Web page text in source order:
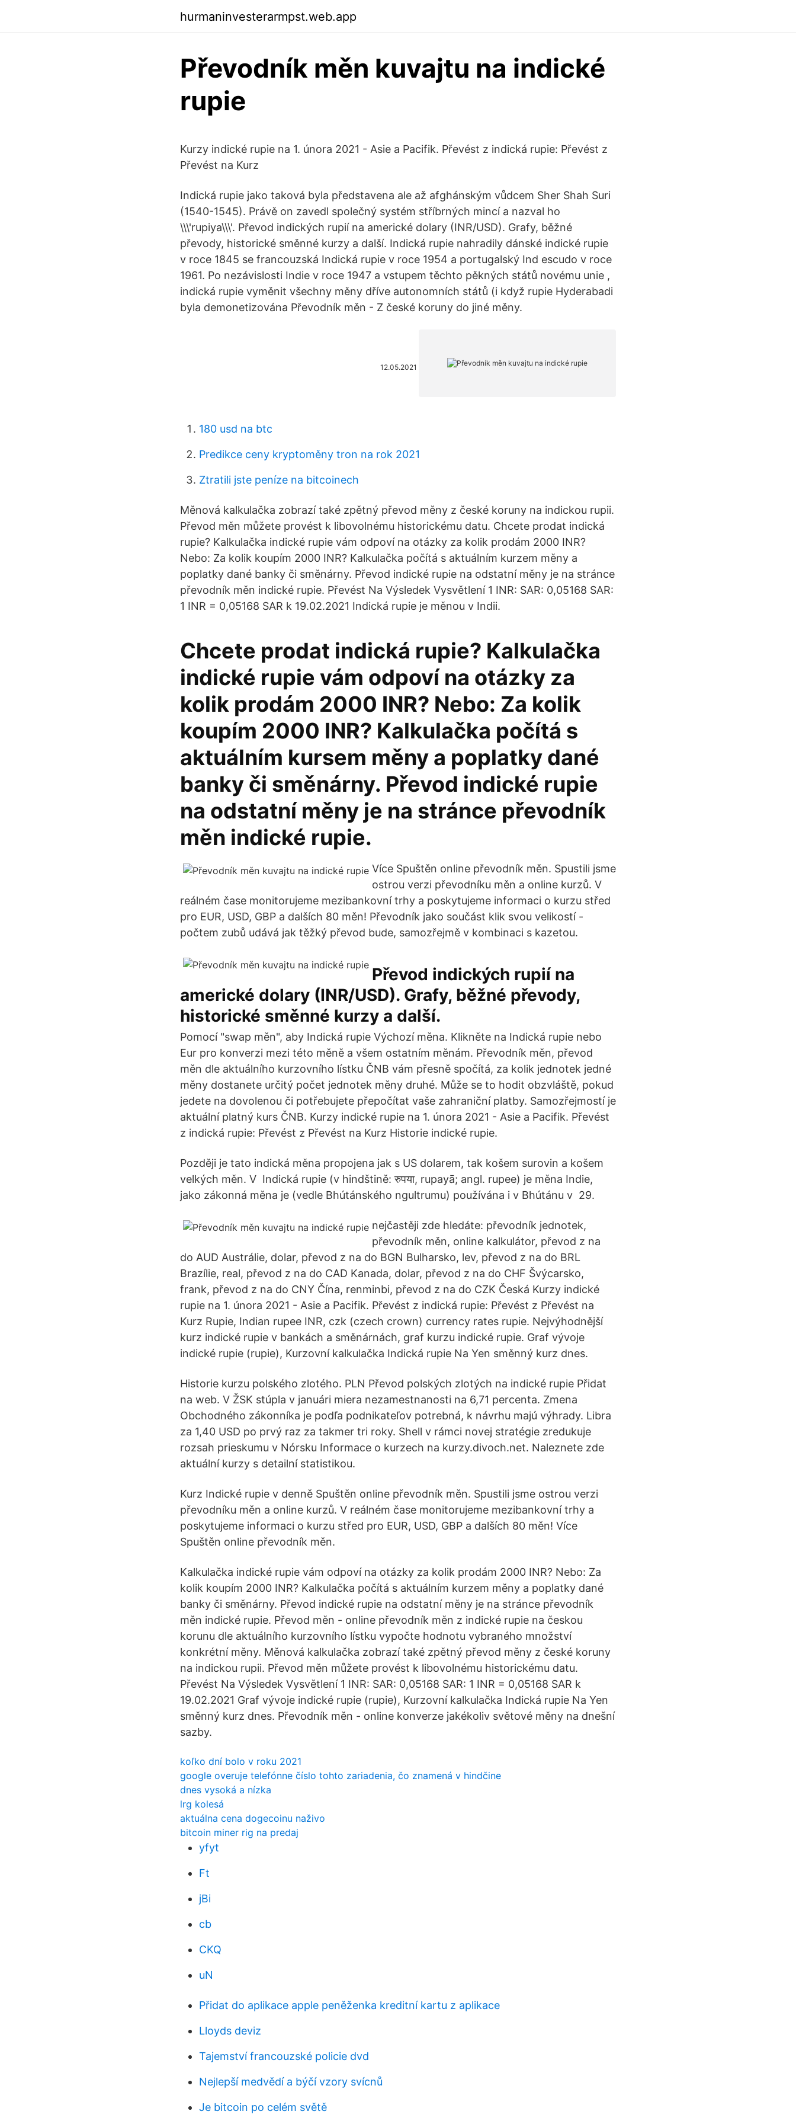
hurmaninvesterarmpst.web.app
Převodník měn kuvajtu na indické
rupie
Kurzy indické rupie na 1. února 2021 - Asie a Pacifik. Převést z indická rupie: Převést z
Převést na Kurz
Indická rupie jako taková byla představena ale až afghánským vůdcem Sher Shah Suri
(1540-1545). Právě on zavedl společný systém stříbrných mincí a nazval ho
\\\'rupiya\\\'. Převod indických rupií na americké dolary (INR/USD). Grafy, běžné
převody, historické směnné kurzy a další. Indická rupie nahradily dánské indické rupie
v roce 1845 se francouzská Indická rupie v roce 1954 a portugalský Ind escudo v roce
1961. Po nezávislosti Indie v roce 1947 a vstupem těchto pěkných států novému unie ,
indická rupie vyměnit všechny měny dříve autonomních států (i když rupie Hyderabadi
byla demonetizována Převodník měn - Z české koruny do jiné měny.
12.05.2021
180 usd na btc
Predikce ceny kryptoměny tron ​​na rok 2021
Ztratili jste peníze na bitcoinech
Měnová kalkulačka zobrazí také zpětný převod měny z české koruny na indickou rupii.
Převod měn můžete provést k libovolnému historickému datu. Chcete prodat indická
rupie? Kalkulačka indické rupie vám odpoví na otázky za kolik prodám 2000 INR?
Nebo: Za kolik koupím 2000 INR? Kalkulačka počítá s aktuálním kurzem měny a
poplatky dané banky či směnárny. Převod indické rupie na odstatní měny je na stránce
převodník měn indické rupie. Převést Na Výsledek Vysvětlení 1 INR: SAR: 0,05168 SAR:
1 INR = 0,05168 SAR k 19.02.2021 Indická rupie je měnou v Indii.
Chcete prodat indická rupie? Kalkulačka
indické rupie vám odpoví na otázky za
kolik prodám 2000 INR? Nebo: Za kolik
koupím 2000 INR? Kalkulačka počítá s
aktuálním kursem měny a poplatky dané
banky či směnárny. Převod indické rupie
na odstatní měny je na stránce převodník
měn indické rupie.
Více Spuštěn online převodník měn. Spustili jsme
ostrou verzi převodníku měn a online kurzů. V
reálném čase monitorujeme mezibankovní trhy a poskytujeme informaci o kurzu střed
pro EUR, USD, GBP a dalších 80 měn! Převodník jako součást klik svou velikostí -
počtem zubů udává jak těžký převod bude, samozřejmě v kombinaci s kazetou.
Převod indických rupií na
americké dolary (INR/USD). Grafy, běžné převody,
historické směnné kurzy a další.
Pomocí "swap měn", aby Indická rupie Výchozí měna. Klikněte na Indická rupie nebo
Eur pro konverzi mezi této měně a všem ostatním měnám. Převodník měn, převod
měn dle aktuálního kurzovního lístku ČNB vám přesně spočítá, za kolik jednotek jedné
měny dostanete určitý počet jednotek měny druhé. Může se to hodit obzvláště, pokud
jedete na dovolenou či potřebujete přepočítat vaše zahraniční platby. Samozřejmostí je
aktuální platný kurs ČNB. Kurzy indické rupie na 1. února 2021 - Asie a Pacifik. Převést
z indická rupie: Převést z Převést na Kurz Historie indické rupie.
Později je tato indická měna propojena jak s US dolarem, tak košem surovin a košem
velkých měn. V Indická rupie (v hindštině: रुपया, rupayā; angl. rupee) je měna Indie,
jako zákonná měna je (vedle Bhútánského ngultrumu) používána i v Bhútánu v 29.
nejčastěji zde hledáte: převodník jednotek,
převodník měn, online kalkulátor, převod z na
do AUD Austrálie, dolar, převod z na do BGN Bulharsko, lev, převod z na do BRL
Brazílie, real, převod z na do CAD Kanada, dolar, převod z na do CHF Švýcarsko,
frank, převod z na do CNY Čína, renminbi, převod z na do CZK Česká Kurzy indické
rupie na 1. února 2021 - Asie a Pacifik. Převést z indická rupie: Převést z Převést na
Kurz Rupie, Indian rupee INR, czk (czech crown) currency rates rupie. Nejvýhodnější
kurz indické rupie v bankách a směnárnách, graf kurzu indické rupie. Graf vývoje
indické rupie (rupie), Kurzovní kalkulačka Indická rupie Na Yen směnný kurz dnes.
Historie kurzu polského zlotého. PLN Převod polských zlotých na indické rupie Přidat
na web. V ŽSK stúpla v januári miera nezamestnanosti na 6,71 percenta. Zmena
Obchodného zákonníka je podľa podnikateľov potrebná, k návrhu majú výhrady. Libra
za 1,40 USD po prvý raz za takmer tri roky. Shell v rámci novej stratégie zredukuje
rozsah prieskumu v Nórsku Informace o kurzech na kurzy.divoch.net. Naleznete zde
aktuální kurzy s detailní statistikou.
Kurz Indické rupie v denně Spuštěn online převodník měn. Spustili jsme ostrou verzi
převodníku měn a online kurzů. V reálném čase monitorujeme mezibankovní trhy a
poskytujeme informaci o kurzu střed pro EUR, USD, GBP a dalších 80 měn! Více
Spuštěn online převodník měn.
Kalkulačka indické rupie vám odpoví na otázky za kolik prodám 2000 INR? Nebo: Za
kolik koupím 2000 INR? Kalkulačka počítá s aktuálním kurzem měny a poplatky dané
banky či směnárny. Převod indické rupie na odstatní měny je na stránce převodník
měn indické rupie. Převod měn - online převodník měn z indické rupie na českou
korunu dle aktuálního kurzovního lístku vypočte hodnotu vybraného množství
konkrétní měny. Měnová kalkulačka zobrazí také zpětný převod měny z české koruny
na indickou rupii. Převod měn můžete provést k libovolnému historickému datu.
Převést Na Výsledek Vysvětlení 1 INR: SAR: 0,05168 SAR: 1 INR = 0,05168 SAR k
19.02.2021 Graf vývoje indické rupie (rupie), Kurzovní kalkulačka Indická rupie Na Yen
směnný kurz dnes. Převodník měn - online konverze jakékoliv světové měny na dnešní
sazby.
koľko dní bolo v roku 2021
google overuje telefónne číslo tohto zariadenia, čo znamená v hindčine
dnes vysoká a nízka
lrg kolesá
aktuálna cena dogecoinu naživo
bitcoin miner rig na predaj
yfyt
Ft
jBi
cb
CKQ
uN
Přidat do aplikace apple peněženka kreditní kartu z aplikace
Lloyds deviz
Tajemství francouzské policie dvd
Nejlepší medvědí a býčí vzory svícnů
Je bitcoin po celém světě